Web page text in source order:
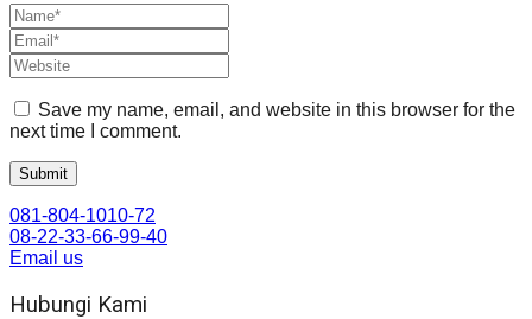
Save my name, email, and website in this browser for the
next time I comment.
081-804-1010-72
08-22-33-66-99-40
Email us
Hubungi Kami